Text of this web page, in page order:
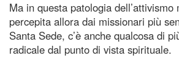
Ma in questa patologia dell’attivismo
percepita allora dai missionari più
Santa Sede, c’è anche qualcosa di
radicale dal punto di vista spirituale.